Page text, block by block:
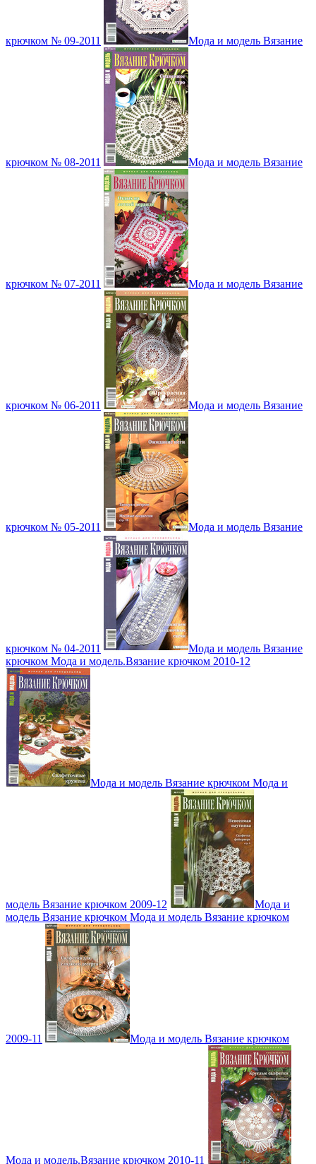
крючком № 09-2011 Мода и модель Вязание
крючком № 08-2011 Мода и модель Вязание
крючком № 07-2011 Мода и модель Вязание
крючком № 06-2011 Мода и модель Вязание
крючком № 05-2011 Мода и модель Вязание
крючком № 04-2011
Мода и модель Вязание
крючком Мода и модель.Вязание крючком 2010-12
Мода и модель Вязание крючком Мода и
модель Вязание крючком 2009-12
Мода и
модель Вязание крючком Мода и модель Вязание крючком
2009-11 Мода и модель Вязание крючком
Мода и модель.Вязание крючком 2010-11